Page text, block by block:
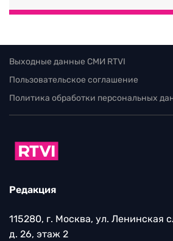
Выходные данные СМИ RTVI
Пользовательское соглашение
Политика обработки персональных
Редакция
115280, г. Москва, ул. Ленинская
д. 26, этаж 2